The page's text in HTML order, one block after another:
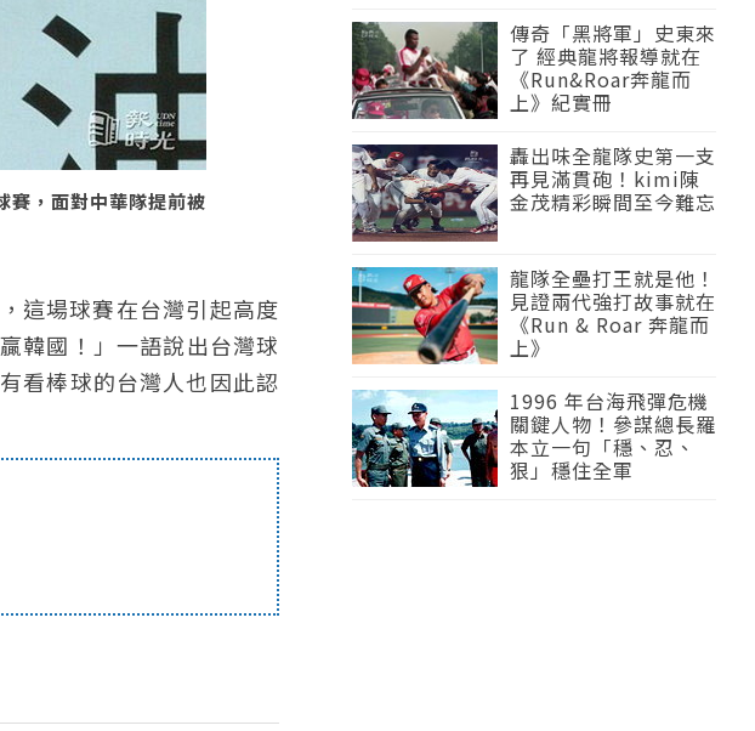
賽，面對中華隊提前被
這場球賽在台灣引起高度
韓國！」一語說出台灣球
看棒球的台灣人也因此認
傳奇「黑將軍」史東來
了 經典龍將報導就在
《Run&Roar奔龍而
上》紀實冊
轟出味全龍隊史第一支
再見滿貫砲！kimi陳
金茂精彩瞬間至今難忘
龍隊全壘打王就是他！
見證兩代強打故事就在
《Run & Roar 奔龍而
上》
1996 年台海飛彈危機
關鍵人物！參謀總長羅
本立一句「穩、忍、
狠」穩住全軍